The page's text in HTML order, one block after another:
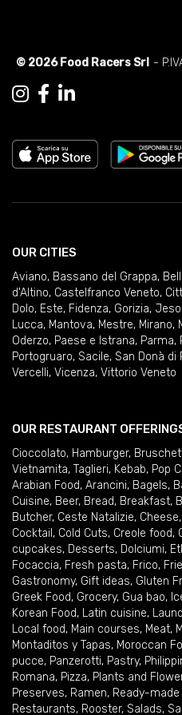
© 2026 Food Racers Srl -
OUR CITIES
Aviano, Bassano del Grappa,
d'Altino, Castelfranco Veneto,
Dolo, Este, Fidenza, Gorizia,
Lucca, Mantova, Mestre, Mirano,
Oderzo, Paese e Istrana, Parma,
Portogruaro, Sacile, San Donà di
Vercelli, Vicenza, Vittorio Veneto
OUR RESTAURANT
Cioccolato, Hamburger,
Vietnamita, Taglieri, Kebab, Pop
Arabian Food, Arancini, Bagels,
Cuisine, Beer, Bread, Breakfast,
Butcher, Ceste Natalizie, Cheese,
Cocktail , Cold Cuts, Creole food,
cupcakes, Desserts, Dolciumi,
Focaccia, Fresh pasta, Frico,
Gastronomy, Gift ideas, Gluten
Greek Food, Grocery, Gua bao,
Korean Food, Latin cuisine,
Local food, Main courses, Meat,
Montaditos y Tapas, Moroccan
pucce, Panzerotti, Pastry,
Romana, Pizza, Plants and
Preserves, Ramen, Ready-
Restaurants, Rooster, Salads,